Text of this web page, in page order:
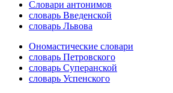
Словари антонимов
словарь Введенской
словарь Львова
Ономастические словари
словарь Петровского
словарь Суперанской
словарь Успенского